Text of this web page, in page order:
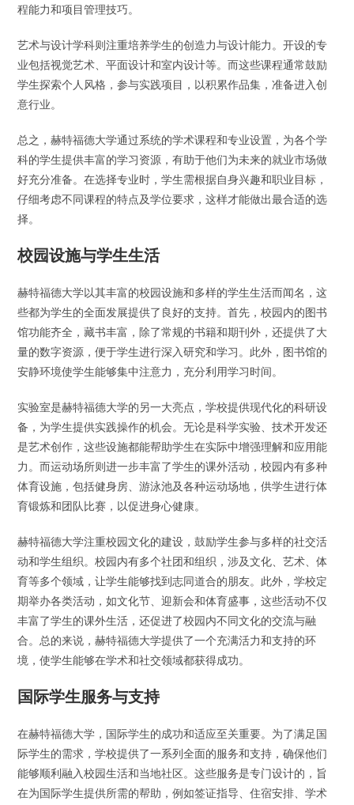
程能力和项目管理技巧。
艺术与设计学科则注重培养学生的创造力与设计能力。开设的专
业包括视觉艺术、平面设计和室内设计等。而这些课程通常鼓励
学生探索个人风格，参与实践项目，以积累作品集，准备进入创
意行业。
总之，赫特福德大学通过系统的学术课程和专业设置，为各个学
科的学生提供丰富的学习资源，有助于他们为未来的就业市场做
好充分准备。在选择专业时，学生需根据自身兴趣和职业目标，
仔细考虑不同课程的特点及学位要求，这样才能做出最合适的选
择。
校园设施与学生生活
赫特福德大学以其丰富的校园设施和多样的学生生活而闻名，这
些都为学生的全面发展提供了良好的支持。首先，校园内的图书
馆功能齐全，藏书丰富，除了常规的书籍和期刊外，还提供了大
量的数字资源，便于学生进行深入研究和学习。此外，图书馆的
安静环境使学生能够集中注意力，充分利用学习时间。
实验室是赫特福德大学的另一大亮点，学校提供现代化的科研设
备，为学生提供实践操作的机会。无论是科学实验、技术开发还
是艺术创作，这些设施都能帮助学生在实际中增强理解和应用能
力。而运动场所则进一步丰富了学生的课外活动，校园内有多种
体育设施，包括健身房、游泳池及各种运动场地，供学生进行体
育锻炼和团队比赛，以促进身心健康。
赫特福德大学注重校园文化的建设，鼓励学生参与多样的社交活
动和学生组织。校园内有多个社团和组织，涉及文化、艺术、体
育等多个领域，让学生能够找到志同道合的朋友。此外，学校定
期举办各类活动，如文化节、迎新会和体育盛事，这些活动不仅
丰富了学生的课外生活，还促进了校园内不同文化的交流与融
合。总的来说，赫特福德大学提供了一个充满活力和支持的环
境，使学生能够在学术和社交领域都获得成功。
国际学生服务与支持
在赫特福德大学，国际学生的成功和适应至关重要。为了满足国
际学生的需求，学校提供了一系列全面的服务和支持，确保他们
能够顺利融入校园生活和当地社区。这些服务是专门设计的，旨
在为国际学生提供所需的帮助，例如签证指导、住宿安排、学术